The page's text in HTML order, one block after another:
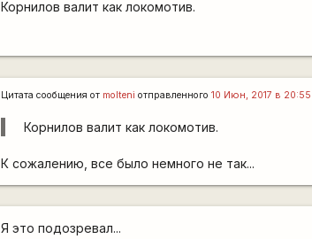
Корнилов валит как локомотив.
Цитата сообщения от molteni отправленного10 Июн, 2017 в 20:55
Корнилов валит как локомотив.
К сожалению, все было немного не так...
Я это подозревал...